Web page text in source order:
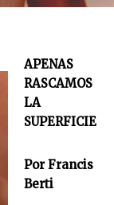
APENAS
RASCAMOS
LA
SUPERFICIE
Por Francis
Berti